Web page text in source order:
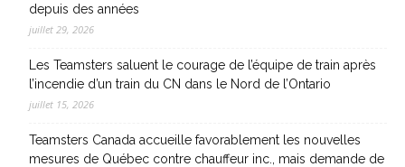
depuis des années
juillet 29, 2026
Les Teamsters saluent le courage de l’équipe de train après
l’incendie d’un train du CN dans le Nord de l’Ontario
juillet 15, 2026
Teamsters Canada accueille favorablement les nouvelles
mesures de Québec contre chauffeur inc., mais demande de